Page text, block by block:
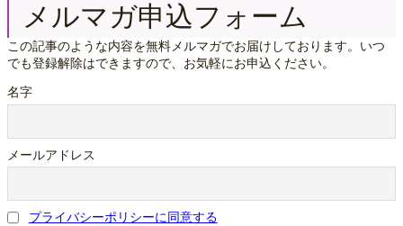
メルマガ申込フォーム
この記事のような内容を無料メルマガでお届けしております。いつ
でも登録解除はできますので、お気軽にお申込ください。
名字
メールアドレス
プライバシーポリシーに同意する